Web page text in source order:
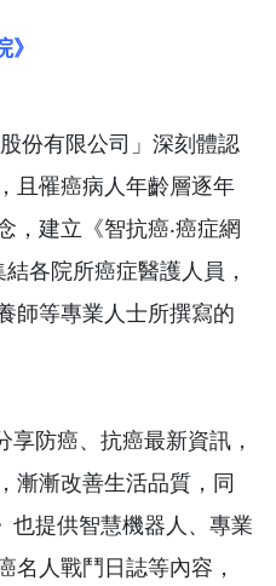
份有限公司」深刻體認
且罹癌病人年齡層逐年
，建立《智抗癌‧癌症網
各院所癌症醫護人員，
師等專業人士所撰寫的
享防癌、抗癌最新資訊，
漸漸改善生活品質，同
也提供智慧機器人、專業
名人戰鬥日誌等內容，